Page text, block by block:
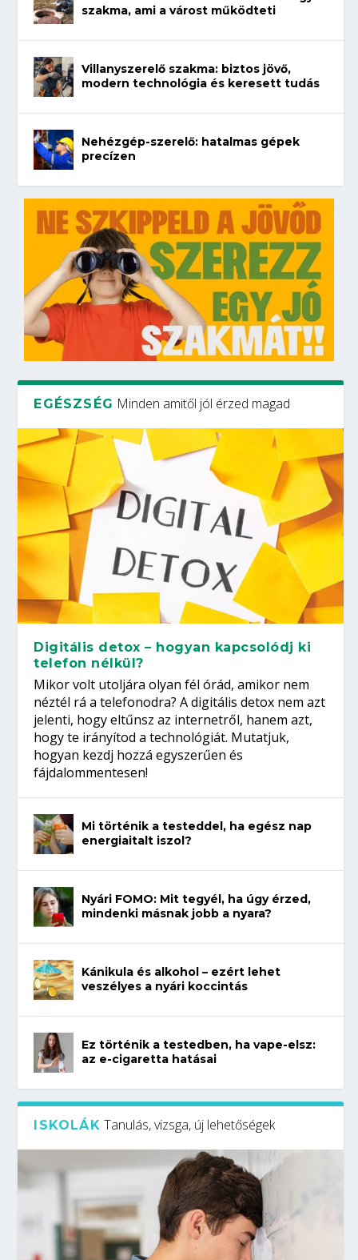
szakma, ami a várost működteti
Villanyszerelő szakma: biztos jövő,
modern technológia és keresett tudás
Nehézgép-szerelő: hatalmas gépek
precízen
EGÉSZSÉG Minden amitől jól érzed magad
Digitális detox – hogyan kapcsolódj ki
telefon nélkül?
Mikor volt utoljára olyan fél órád, amikor nem
néztél rá a telefonodra? A digitális detox nem azt
jelenti, hogy eltűnsz az internetről, hanem azt,
hogy te irányítod a technológiát. Mutatjuk,
hogyan kezdj hozzá egyszerűen és
fájdalommentesen!
Mi történik a testeddel, ha egész nap
energiaitalt iszol?
Nyári FOMO: Mit tegyél, ha úgy érzed,
mindenki másnak jobb a nyara?
Kánikula és alkohol – ezért lehet
veszélyes a nyári koccintás
Ez történik a testedben, ha vape-elsz:
az e-cigaretta hatásai
ISKOLÁK Tanulás, vizsga, új lehetőségek